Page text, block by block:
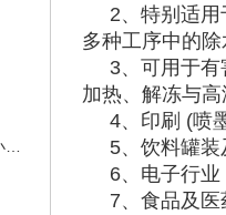
2、特别适用
多种工序中的
3、可用于有
加热、解冻与
4、印刷 (喷墨
5、饮料罐装
6、电子行业
7、食品及医